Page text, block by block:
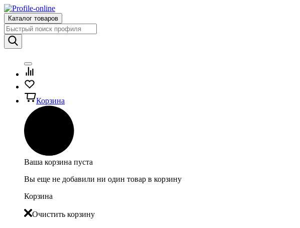
Каталог товаров
Корзина
Ваша корзина пуста
Вы еще не добавили ни один товар в корзину
Корзина
Очистить корзину